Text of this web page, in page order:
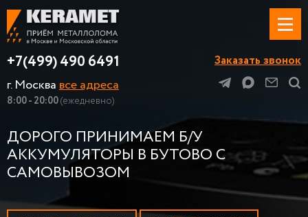
+7(499) 490 6491
г. Москвавсе адреса
8:00 - 20:00(ежедневно)
Заказать звонок
ДОРОГО ПРИНИМАЕМ Б/У
АККУМУЛЯТОРЫ В БУТОВО С
САМОВЫВОЗОМ